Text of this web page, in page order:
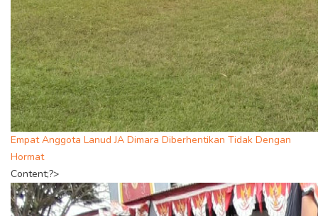
Empat Anggota Lanud JA Dimara Diberhentikan Tidak Dengan
Hormat
Content;?>